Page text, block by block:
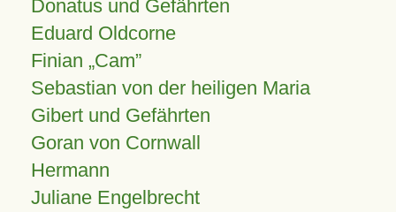
Donatus und Gefährten
Eduard Oldcorne
Finian Cam
Sebastian von der heiligen Maria
Gibert und Gefährten
Goran von Cornwall
Hermann
Juliane Engelbrecht